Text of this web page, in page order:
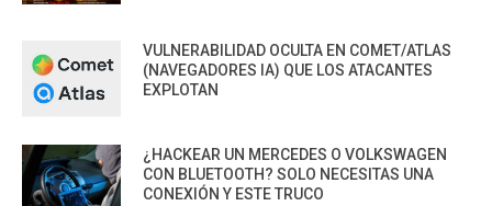
VULNERABILIDAD OCULTA EN COMET/ATLAS
(NAVEGADORES IA) QUE LOS ATACANTES
EXPLOTAN
¿HACKEAR UN MERCEDES O VOLKSWAGEN
CON BLUETOOTH? SOLO NECESITAS UNA
CONEXIÓN Y ESTE TRUCO